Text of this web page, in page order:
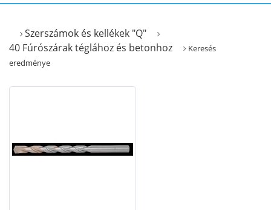
Szerszámok és kellékek "Q"
40 Fúrószárak téglához és betonhoz
Keresés
eredménye